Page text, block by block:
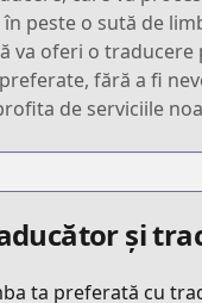
peste o sută de
va oferi o traducere
fără a fi
de serviciile
și
ta preferată cu